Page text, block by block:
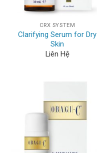
CRX SYSTEM
Clarifying Serum for Dry
Skin
Liên Hệ